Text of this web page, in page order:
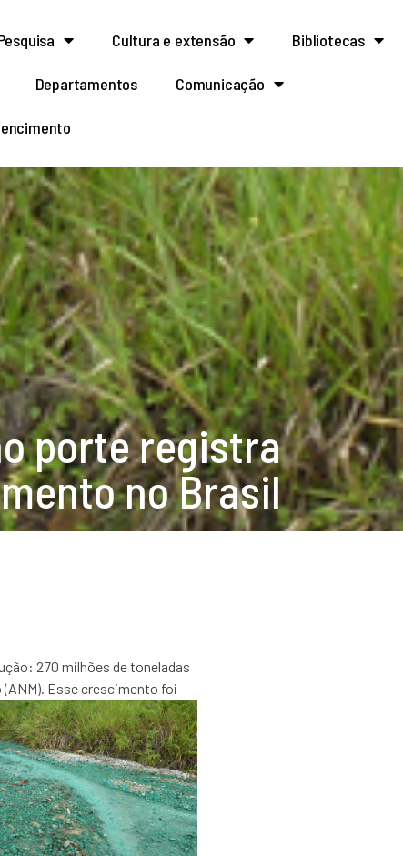
Cultura e extensão Bibliotecas
Departamentos Comunicação
porte registra
no Brasil
270 milhões de toneladas
Esse crescimento foi